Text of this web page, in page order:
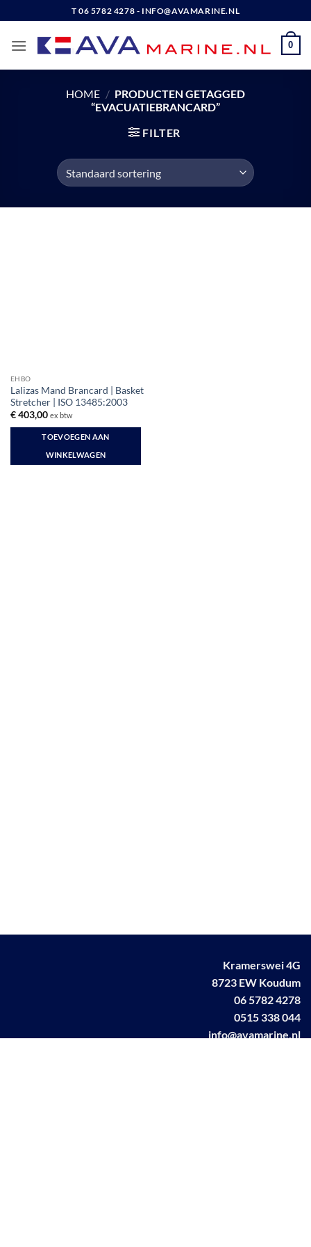
naar
inhoud
T 06 5782 4278 - INFO@AVAMARINE.NL
0
HOME / PRODUCTEN GETAGGED
“EVACUATIEBRANCARD”
FILTER
EHBO
Lalizas Mand Brancard | Basket
Stretcher | ISO 13485:2003
€403,00 ex btw
TOEVOEGEN AAN
WINKELWAGEN
Kramerswei 4G
8723 EW Koudum
06 5782 4278
0515 338 044
info@avamarine.nl